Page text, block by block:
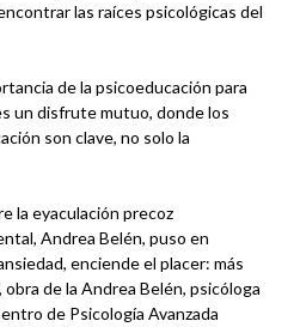
las raíces psicológicas del
de la psicoeducación para
un disfrute mutuo, donde los
son clave, no solo la
la eyaculación precoz
Andrea Belén, puso en
enciende el placer: más
obra de la Andrea Belén, psicóloga
de Psicología Avanzada